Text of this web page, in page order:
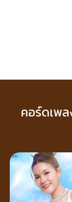
คอร์ดเพ